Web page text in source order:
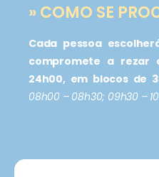
» COMO SE
Cada pessoa
compromete a rezar
24h00, em blocos de
08h00 – 08h30; 09h30 –